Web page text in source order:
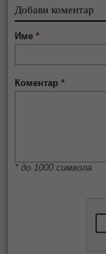
Добави коментар
Име*
Коментар*
* до 1000 символа